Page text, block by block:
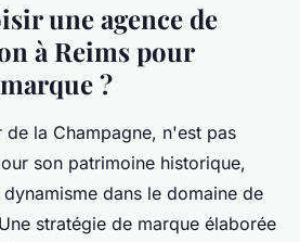
une agence de
à Reims pour
?
la Champagne, n'est pas
son patrimoine historique,
dans le domaine de
stratégie de marque élaborée